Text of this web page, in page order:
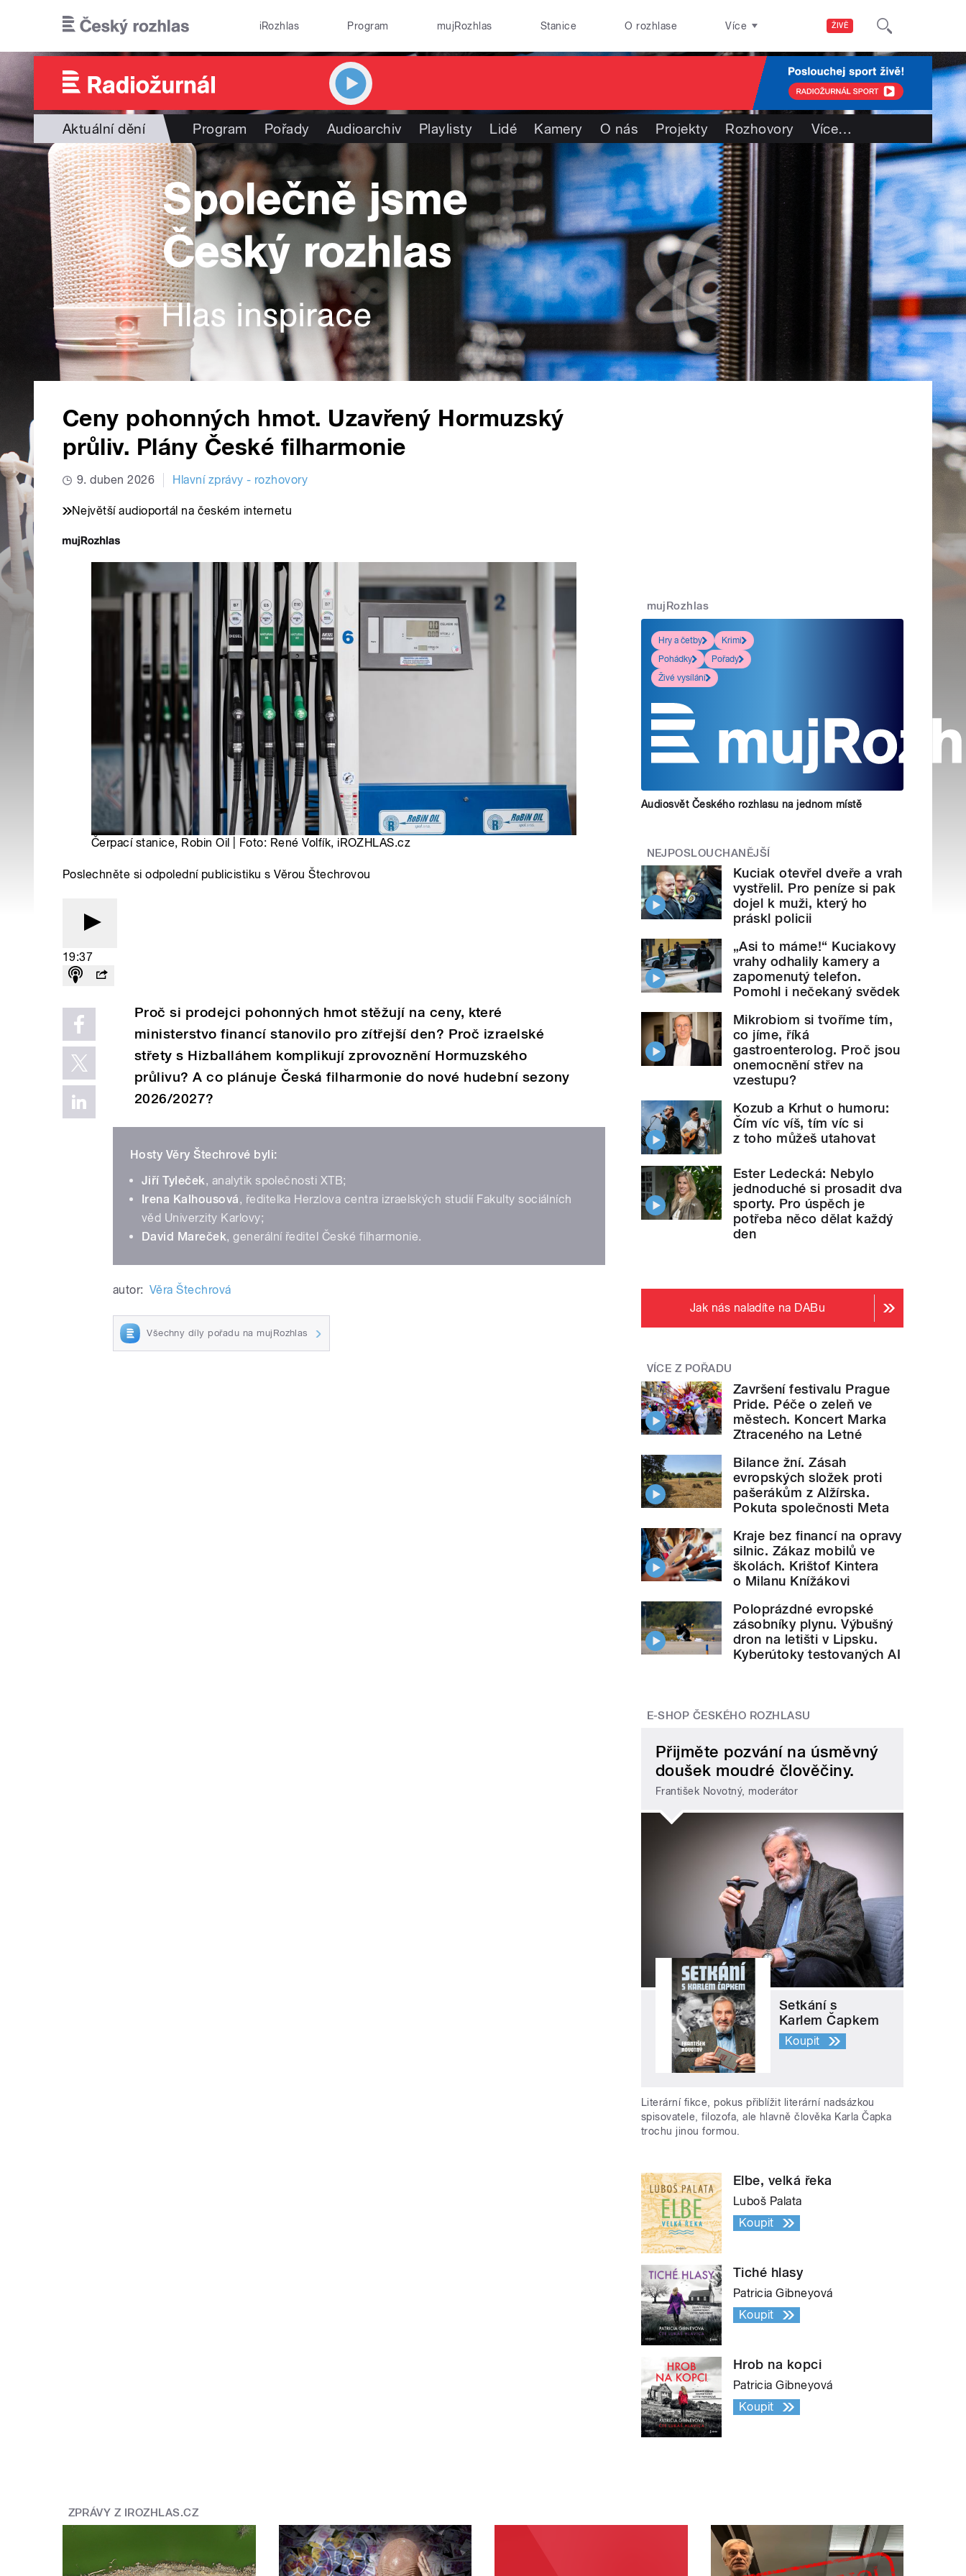
ŽIVĚ
iRozhlas Program mujRozhlas Stanice O rozhlase Více
Aktuální dění Program Pořady Audioarchiv Playlisty Lidé Kamery O nás Projekty Rozhovory Více…
Ceny pohonných hmot. Uzavřený Hormuzský
průliv. Plány České filharmonie
9. duben 2026 Hlavní zprávy - rozhovory
Největší audioportál na českém internetu
Čerpací stanice, Robin Oil | Foto: René Volfík, iROZHLAS.cz
Poslechněte si odpolední publicistiku s Věrou Štechrovou
19:37
Proč si prodejci pohonných hmot stěžují na ceny, které
ministerstvo financí stanovilo pro zítřejší den? Proč izraelské
střety s Hizballáhem komplikují zprovoznění Hormuzského
průlivu? A co plánuje Česká filharmonie do nové hudební sezony
2026/2027?
Hosty Věry Štechrové byli:
Jiří Tyleček, analytik společnosti XTB;
Irena Kalhousová, ředitelka Herzlova centra izraelských studií Fakulty sociálních
věd Univerzity Karlovy;
David Mareček, generální ředitel České filharmonie.
autor: Věra Štechrová
Všechny díly pořadu na mujRozhlas
mujRozhlas
Hry a četby
Krimi
Pohádky
Pořady
Živé vysílání
Audiosvět Českého rozhlasu na jednom místě
NEJPOSLOUCHANĚJŠÍ
Kuciak otevřel dveře a vrah
vystřelil. Pro peníze si pak
dojel k muži, který ho
práskl policii
„Asi to máme!“ Kuciakovy
vrahy odhalily kamery a
zapomenutý telefon.
Pomohl i nečekaný svědek
Mikrobiom si tvoříme tím,
co jíme, říká
gastroenterolog. Proč jsou
onemocnění střev na
vzestupu?
Kozub a Krhut o humoru:
Čím víc víš, tím víc si
z toho můžeš utahovat
Ester Ledecká: Nebylo
jednoduché si prosadit dva
sporty. Pro úspěch je
potřeba něco dělat každý
den
Jak nás naladíte na DABu
VÍCE Z POŘADU
Završení festivalu Prague
Pride. Péče o zeleň ve
městech. Koncert Marka
Ztraceného na Letné
Bilance žní. Zásah
evropských složek proti
pašerákům z Alžírska.
Pokuta společnosti Meta
Kraje bez financí na opravy
silnic. Zákaz mobilů ve
školách. Krištof Kintera
o Milanu Knížákovi
Poloprázdné evropské
zásobníky plynu. Výbušný
dron na letišti v Lipsku.
Kyberútoky testovaných AI
E-SHOP ČESKÉHO ROZHLASU
Přijměte pozvání na úsměvný
doušek moudré člověčiny.
František Novotný, moderátor
Setkání s
Karlem Čapkem
Koupit
Literární fikce, pokus přiblížit literární nadsázkou
spisovatele, filozofa, ale hlavně člověka Karla Čapka
trochu jinou formou.
Elbe, velká řeka
Luboš Palata
Koupit
Tiché hlasy
Patricia Gibneyová
Koupit
Hrob na kopci
Patricia Gibneyová
Koupit
ZPRÁVY Z IROZHLAS.CZ